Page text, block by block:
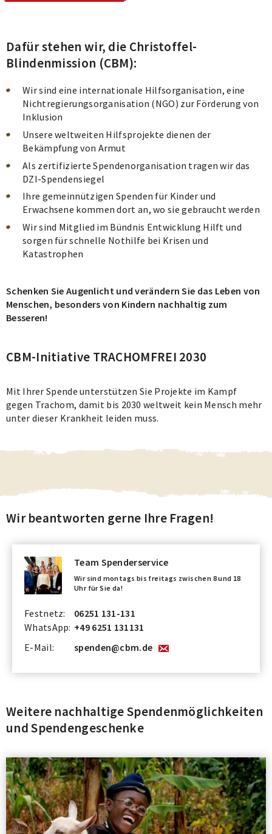
Dafür stehen wir, die Christoffel-
Blindenmission (CBM):
Wir sind eine internationale Hilfsorganisation, eine
Nichtregierungsorganisation (NGO) zur Förderung von
Inklusion
Unsere weltweiten Hilfsprojekte dienen der
Bekämpfung von Armut
Als zertifizierte Spendenorganisation tragen wir das
DZI-Spendensiegel
Ihre gemeinnützigen Spenden für Kinder und
Erwachsene kommen dort an, wo sie gebraucht werden
Wir sind Mitglied im Bündnis Entwicklung Hilft und
sorgen für schnelle Nothilfe bei Krisen und
Katastrophen
Schenken Sie Augenlicht und verändern Sie das Leben von
Menschen, besonders von Kindern nachhaltig zum
Besseren!
CBM-Initiative TRACHOMFREI 2030
Mit Ihrer Spende unterstützen Sie Projekte im Kampf
gegen Trachom, damit bis 2030 weltweit kein Mensch mehr
unter dieser Krankheit leiden muss.
Wir beantworten gerne Ihre Fragen!
Team Spenderservice
Wir sind montags bis freitags zwischen 8 und 18
Uhr für Sie da!
Festnetz:
06251 131-131
WhatsApp: +49 6251 131131
E-Mail:
spenden@cbm.de
Weitere nachhaltige Spendenmöglichkeiten
und Spendengeschenke